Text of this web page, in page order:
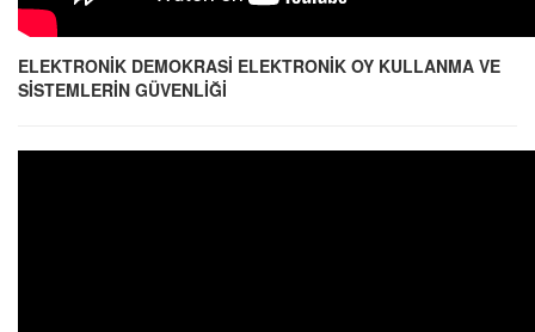
ELEKTRONİK DEMOKRASİ ELEKTRONİK OY KULLANMA VE
SİSTEMLERİN GÜVENLİĞİ